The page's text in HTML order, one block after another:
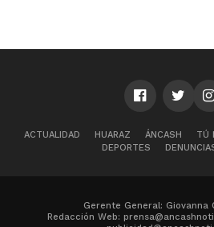
ACTUALIDAD HUARAZ ÁNCASH TÚ
DEPORTES
Gerente General: Giovanna
Redacción Web: